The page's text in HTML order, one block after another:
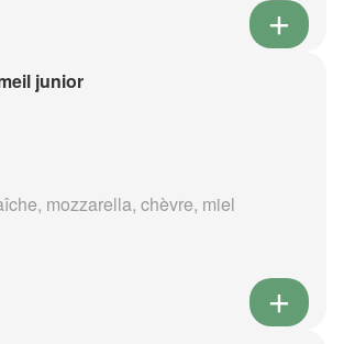
junior
mozzarella, chèvre, miel